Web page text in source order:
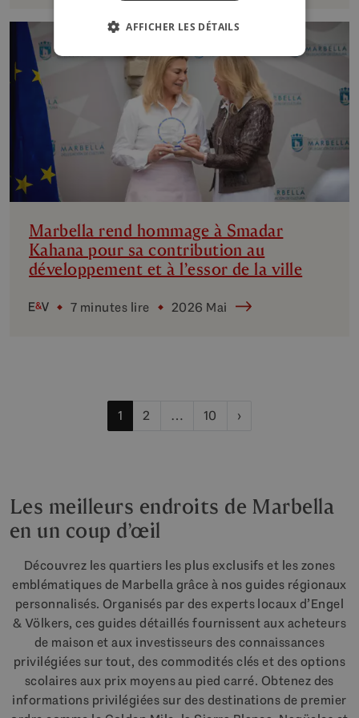
Marbella rend hommage à Smadar
Kahana pour sa contribution au
développement et à l’essor de la ville
7 minutes lire 2026 Mai
1 2 … 10 ›
Les meilleurs endroits de Marbella
en un coup d’œil
Découvrez les quartiers les plus exclusifs et les zones
emblématiques de Marbella grâce à nos guides régionaux
personnalisés. Organisés par des experts locaux d’Engel
& Völkers, ces guides détaillés fournissent aux acheteurs
de maison et aux investisseurs des connaissances
privilégiées sur tout, des commodités clés et des options
scolaires aux prix moyens au pied carré. Obtenez des
informations privilégiées sur des destinations de premier
AFFICHER LES DÉTAILS